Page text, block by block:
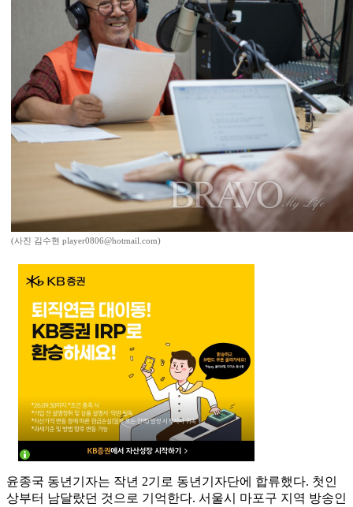
(사진 김수현 player0806@hotmail.com)
윤종국 동년기자는 작년 2기로 동년기자단에 합류했다. 첫인
상부터 남달랐던 것으로 기억한다. 서울시 마포구 지역 방송인